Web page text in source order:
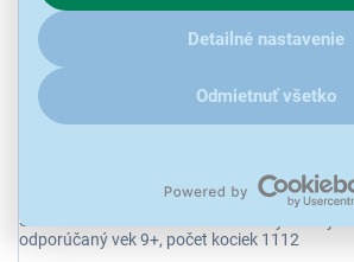
ďalšími údaji pracujeme, kliknitesem.
Detailné nastavenie
Odmietnuť všetko
LEGO ® 71845 Lloydov
Stavebnica LEGO® NINJAGO® Lloydov
odporúčaný vek 9+, počet kociek 1112